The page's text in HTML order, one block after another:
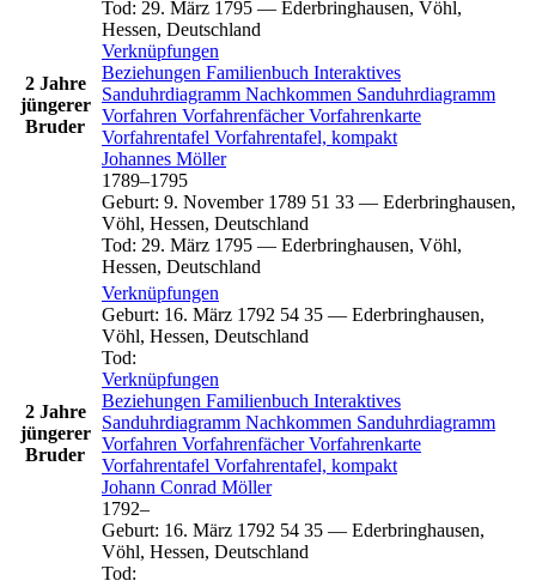
2 Jahre
jüngerer
Bruder
Tod: 29. März 1795 — Ederbringhausen, Vöhl,
Hessen, Deutschland
Verknüpfungen
Beziehungen Familienbuch Interaktives
Sanduhrdiagramm Nachkommen Sanduhrdiagramm
Vorfahren VorfahrenfächerVorfahrenkarte
Vorfahrentafel Vorfahrentafel, kompakt
Johannes Möller
1789–1795
Geburt: 9. November 1789 51 33 — Ederbringhausen,
Vöhl, Hessen, Deutschland
Tod: 29. März 1795 — Ederbringhausen, Vöhl,
Hessen, Deutschland
2 Jahre
jüngerer
Bruder
Verknüpfungen
Geburt: 16. März 1792 54 35 — Ederbringhausen,
Vöhl, Hessen, Deutschland
Tod:
Verknüpfungen
Beziehungen Familienbuch Interaktives
Sanduhrdiagramm Nachkommen Sanduhrdiagramm
Vorfahren VorfahrenfächerVorfahrenkarte
Vorfahrentafel Vorfahrentafel, kompakt
Johann Conrad Möller
1792–
Geburt: 16. März 1792 54 35 — Ederbringhausen,
Vöhl, Hessen, Deutschland
Tod: